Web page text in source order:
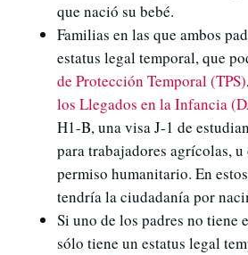
que nació su bebé.
Familias en las que ambos
estatus legal temporal, que
de Protección Temporal (TPS)
los Llegados en la Infancia
H1-B, una visa J-1 de
para trabajadores agrícolas,
permiso humanitario. En
tendría la ciudadanía por
Si uno de los padres no tiene
sólo tiene un estatus legal